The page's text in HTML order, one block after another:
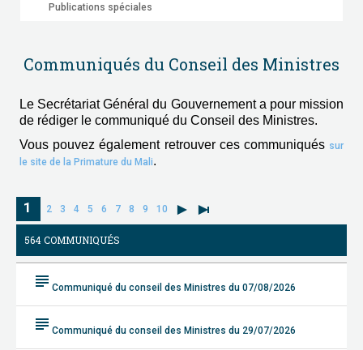
Publications spéciales
Communiqués du Conseil des Ministres
Le Secrétariat Général du Gouvernement a pour mission
de rédiger le communiqué du Conseil des Ministres.
Vous pouvez également retrouver ces communiqués sur
le site de la Primature du Mali.
1 2 3 4 5 6 7 8 9 10
564 COMMUNIQUÉS
subject Communiqué du conseil des Ministres du 07/08/2026
subject Communiqué du conseil des Ministres du 29/07/2026